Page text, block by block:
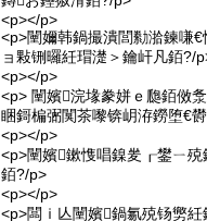
<p></p>
<p>闉嬭韩鍋撮潰閭勬湁鍊嗛
ョ敤铏曪紝瑁濋＞鑰屽凡銆?/
<p></p>
<p> 闉嬪浣堟豢姘ｅ瓟銆傚
睏鎶楄弻闃茶嚟锛岄洊鐒堕€
<p></p>
<p>闉嬪鏉愯唱鎳夎┎鐢ㄧ殑
銆?/p>
<p></p>
<p>闆ｉ亾闉嬪鍋氱殑钖勶